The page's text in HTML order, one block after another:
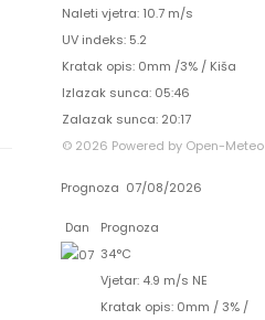
Naleti vjetra: 10.7 m/s
UV indeks: 5.2
Kratak opis: 0mm /3% / Kiša
Izlazak sunca: 05:46
Zalazak sunca: 20:17
© 2026 Powered by Open-Meteo
Prognoza 07/08/2026
Dan
Prognoza
34°C
Vjetar: 4.9 m/s NE
Kratak opis: 0mm /3% /